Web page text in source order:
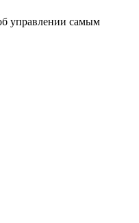
управлении самым